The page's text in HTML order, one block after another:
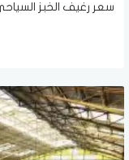
سعر رغيف الخبز